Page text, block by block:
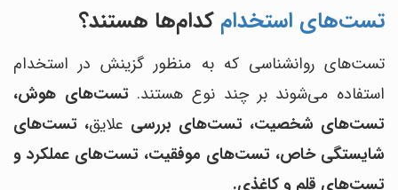
تست‌های استخدام کدام‌ها هستند؟
تست‌های روانشناسی که به منظور گزینش در استخدام
استفاده می‌شوند بر چند نوع هستند. تست‌های هوش،
تست‌های شخصیت، تست‌های بررسی علایق، تست‌های
شایستگی خاص، تست‌های موفقیت، تست‌های عملکرد و
تست‌های قلم و کاغذی.